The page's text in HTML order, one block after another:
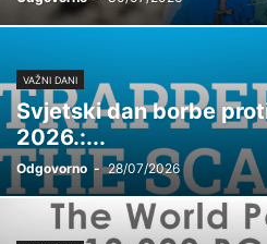
VAŽNI DANI
Svjetski dan borbe
2026.:...
Odgovorno - 28/07/2026